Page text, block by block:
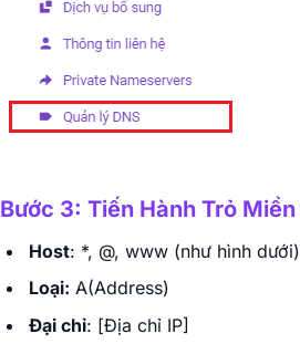
Bước 3: Tiến Hành Trỏ Miền
Host: *, @, www (như hình dưới)
Loại: A(Address)
Đại chỉ: [Địa chỉ IP]